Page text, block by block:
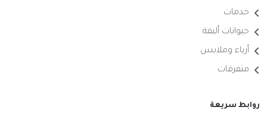
خدمات
حيوانات أليفة
أزياء وملابس
متفرقات
روابط سريعة